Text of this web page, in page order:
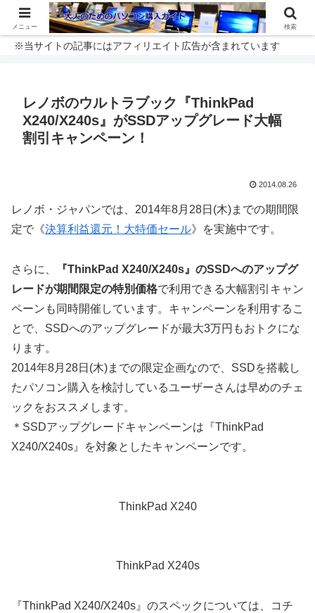
※当サイトの記事にはアフィリエイト広告が含まれています
レノボのウルトラブック『ThinkPad
X240/X240s』がSSDアップグレード大幅
割引キャンペーン！
2014.08.26
レノボ・ジャパンでは、2014年8月28日(木)までの期間限
定で《決算利益還元！大特価セール》を実施中です。
さらに、
『ThinkPad X240/X240s』のSSDへのアップグ
レードが期間限定の特別価格で利用できる大幅割引キャン
ペーンも同時開催しています。キャンペーンを利用するこ
とで、SSDへのアップグレードが最大3万円もおトクにな
ります。
2014年8月28日(木)までの限定企画なので、SSDを搭載し
たパソコン購入を検討しているユーザーさんは早めのチェ
ックをおススメします。
＊SSDアップグレードキャンペーンは『ThinkPad
X240/X240s』を対象としたキャンペーンです。
ThinkPad X240
ThinkPad X240s
『ThinkPad X240/X240s』のスペックについては、コチ
メニュー 検索